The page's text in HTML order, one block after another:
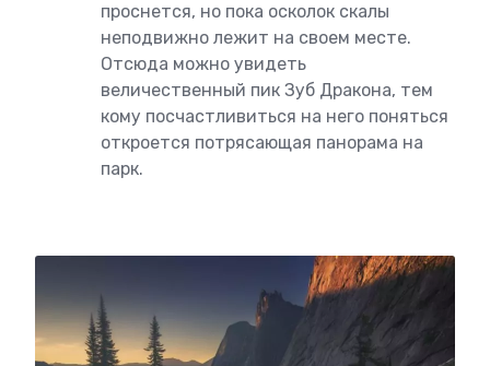
проснется, но пока осколок скалы
неподвижно лежит на своем месте.
Отсюда можно увидеть
величественный пик Зуб Дракона, тем
кому посчастливиться на него поняться
откроется потрясающая панорама на
парк.